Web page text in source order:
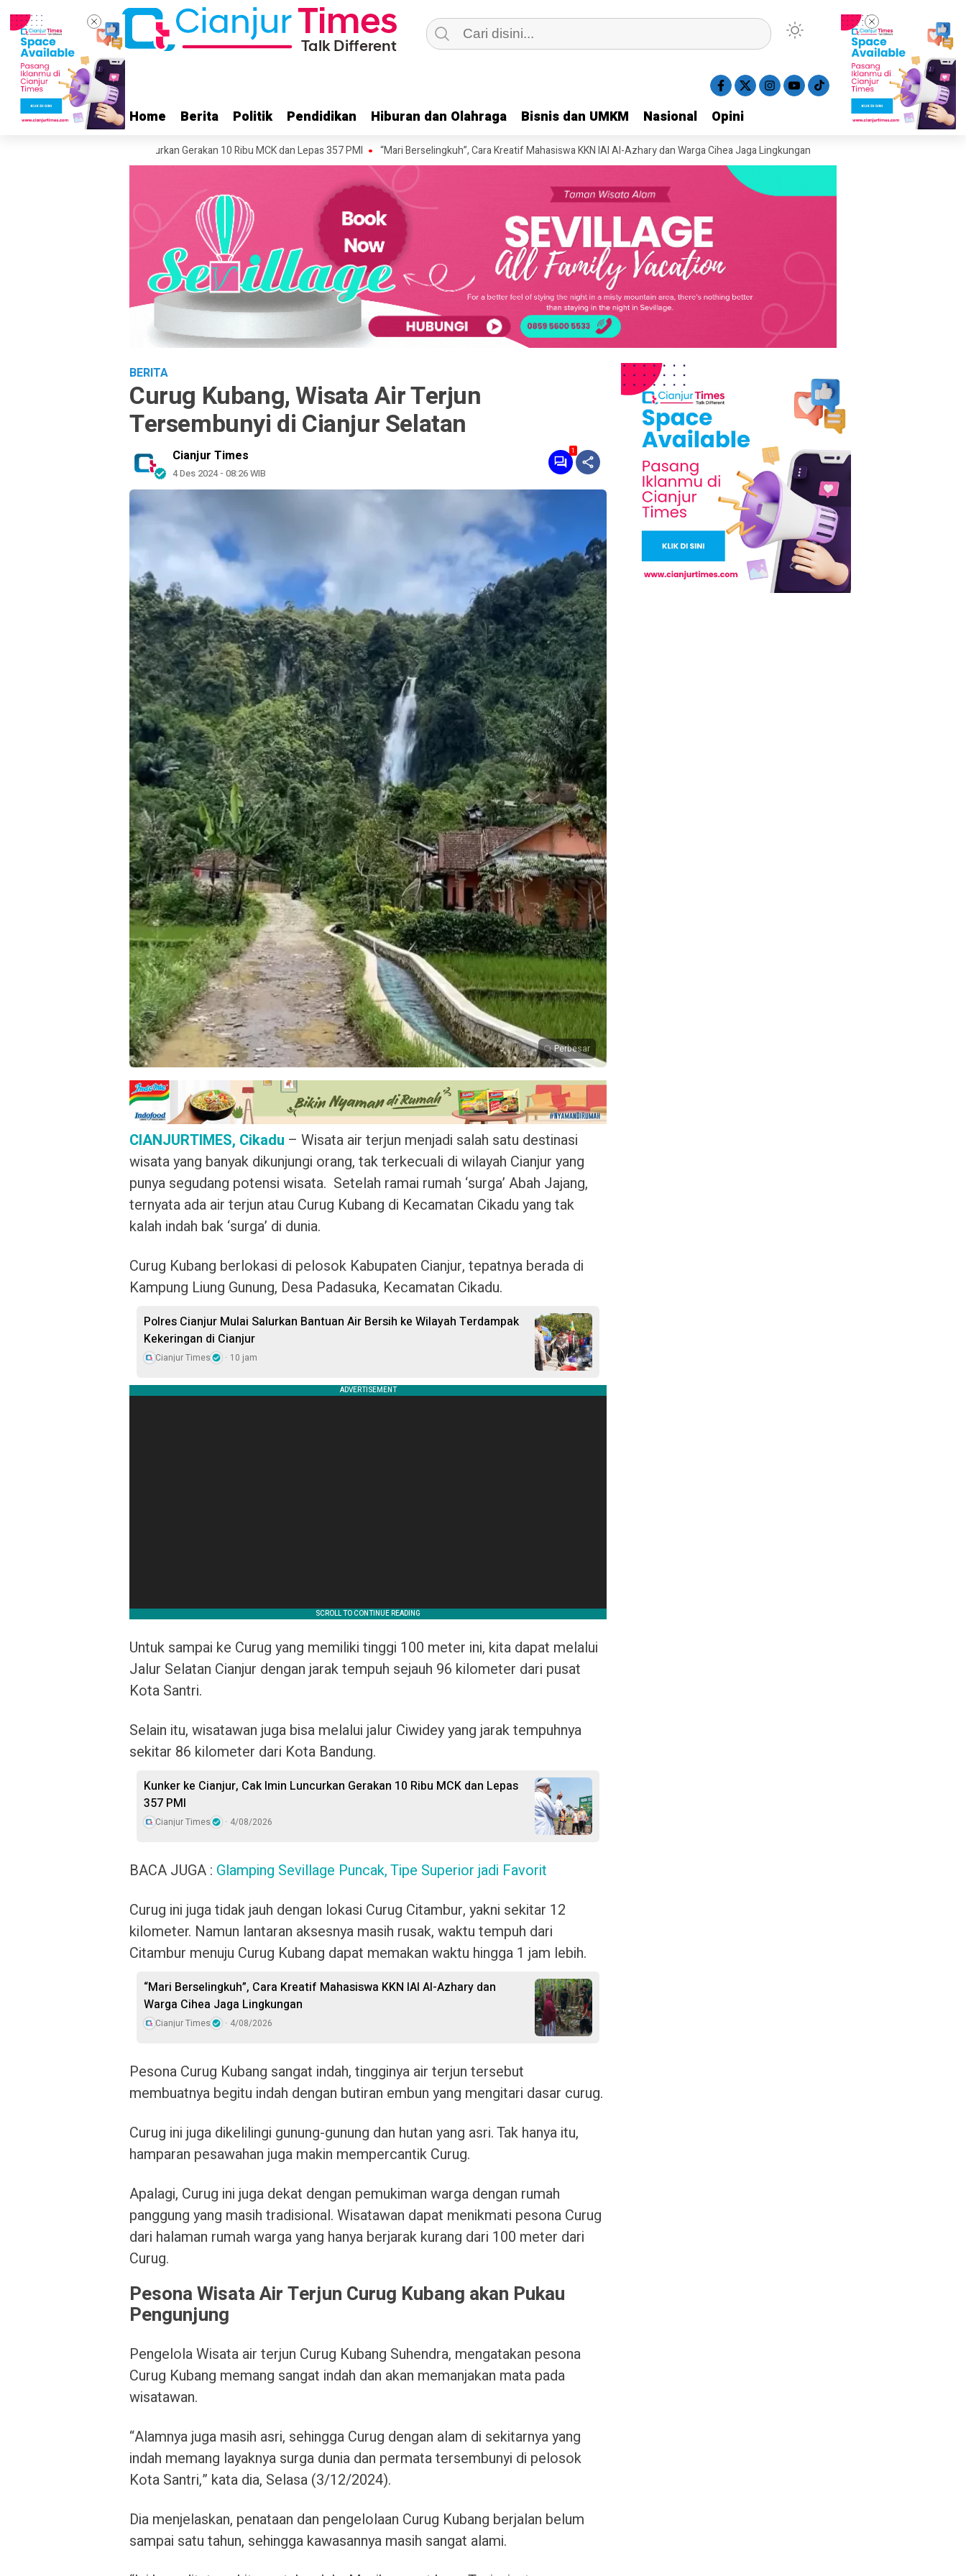
Home Berita Politik Pendidikan Hiburan dan Olahraga Bisnis dan UMKM Nasional Opini
Home Berita Politik Pendidikan Hiburan dan Olahraga Bisnis dan UMKM Nasional Opini
Cianjur, Cak Imin Luncurkan Gerakan 10 Ribu MCK dan Lepas 357 PMI “Mari Berselingkuh”, Cara Kreatif Mahasiswa KKN IAI Al-Azhary dan Warga Cihea Jaga Lingkungan Pemkab Cianjur Hentikan UHC Prioritas,
BERITA
Curug Kubang, Wisata Air Terjun
Tersembunyi di Cianjur Selatan
Cianjur Times
4 Des 2024 - 08:26 WIB
1
Perbesar
CIANJURTIMES, Cikadu – Wisata air terjun menjadi salah satu destinasi
wisata yang banyak dikunjungi orang, tak terkecuali di wilayah Cianjur yang
punya segudang potensi wisata. Setelah ramai rumah ‘surga’ Abah Jajang,
ternyata ada air terjun atau Curug Kubang di Kecamatan Cikadu yang tak
kalah indah bak ‘surga’ di dunia.
Curug Kubang berlokasi di pelosok Kabupaten Cianjur, tepatnya berada di
Kampung Liung Gunung, Desa Padasuka, Kecamatan Cikadu.
Polres Cianjur Mulai Salurkan Bantuan Air Bersih ke Wilayah Terdampak
Kekeringan di Cianjur
Cianjur Times 10 jam
Untuk sampai ke Curug yang memiliki tinggi 100 meter ini, kita dapat melalui
Jalur Selatan Cianjur dengan jarak tempuh sejauh 96 kilometer dari pusat
Kota Santri.
Selain itu, wisatawan juga bisa melalui jalur Ciwidey yang jarak tempuhnya
sekitar 86 kilometer dari Kota Bandung.
Kunker ke Cianjur, Cak Imin Luncurkan Gerakan 10 Ribu MCK dan Lepas
357 PMI
Cianjur Times 4/08/2026
BACA JUGA : Glamping Sevillage Puncak, Tipe Superior jadi Favorit
Curug ini juga tidak jauh dengan lokasi Curug Citambur, yakni sekitar 12
kilometer. Namun lantaran aksesnya masih rusak, waktu tempuh dari
Citambur menuju Curug Kubang dapat memakan waktu hingga 1 jam lebih.
“Mari Berselingkuh”, Cara Kreatif Mahasiswa KKN IAI Al-Azhary dan
Warga Cihea Jaga Lingkungan
Cianjur Times 4/08/2026
Pesona Curug Kubang sangat indah, tingginya air terjun tersebut
membuatnya begitu indah dengan butiran embun yang mengitari dasar curug.
Curug ini juga dikelilingi gunung-gunung dan hutan yang asri. Tak hanya itu,
hamparan pesawahan juga makin mempercantik Curug.
Apalagi, Curug ini juga dekat dengan pemukiman warga dengan rumah
panggung yang masih tradisional. Wisatawan dapat menikmati pesona Curug
dari halaman rumah warga yang hanya berjarak kurang dari 100 meter dari
Curug.
Pesona Wisata Air Terjun Curug Kubang akan Pukau
Pengunjung
Pengelola Wisata air terjun Curug Kubang Suhendra, mengatakan pesona
Curug Kubang memang sangat indah dan akan memanjakan mata pada
wisatawan.
“Alamnya juga masih asri, sehingga Curug dengan alam di sekitarnya yang
indah memang layaknya surga dunia dan permata tersembunyi di pelosok
Kota Santri,” kata dia, Selasa (3/12/2024).
Dia menjelaskan, penataan dan pengelolaan Curug Kubang berjalan belum
sampai satu tahun, sehingga kawasannya masih sangat alami.